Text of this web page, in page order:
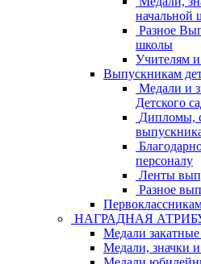
начальной
Разное
школы
Учителям
Выпускникам
Медали и
Детского
Дипломы,
персоналу
Ленты
Разное
НАГРАДНАЯ
Медали
Медали, значки